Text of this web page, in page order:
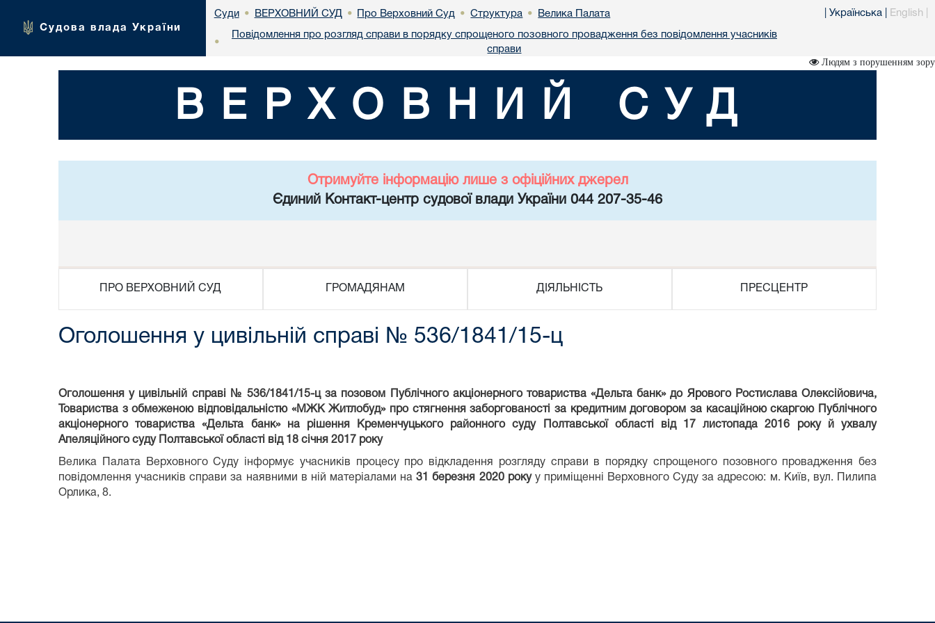
Судова влада України
Суди • ВЕРХОВНИЙ СУД • Про Верховний Суд • Структура • Велика Палата
•
Повідомлення про розгляд справи в порядку спрощеного позовного провадження без повідомлення учасників
справи
Українська English
Людям з порушенням зору
ВЕРХОВНИЙ СУД
Отримуйте інформацію лише з офіційних джерел
Єдиний Контакт-центр судової влади України 044 207-35-46
ПРО ВЕРХОВНИЙ СУД ГРОМАДЯНАМ ДІЯЛЬНІСТЬ ПРЕСЦЕНТР
Оголошення у цивільній справі № 536/1841/15-ц
Оголошення у цивільній справі № 536/1841/15-ц за позовом Публічного акціонерного товариства «Дельта банк» до Ярового Ростислава Олексійовича,
Товариства з обмеженою відповідальністю «МЖК Житлобуд» про стягнення заборгованості за кредитним договором за касаційною скаргою Публічного
акціонерного товариства «Дельта банк» на рішення Кременчуцького районного суду Полтавської області від 17 листопада 2016 року й ухвалу
Апеляційного суду Полтавської області від 18 січня 2017 року
Велика Палата Верховного Суду інформує учасників процесу про відкладення розгляду справи в порядку спрощеного позовного провадження без
повідомлення учасників справи за наявними в ній матеріалами на31 березня 2020 рокуу приміщенні Верховного Суду за адресою: м. Київ, вул. Пилипа
Орлика, 8.